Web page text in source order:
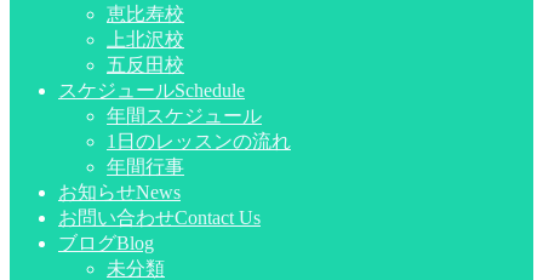
恵比寿校
上北沢校
五反田校
スケジュールSchedule
年間スケジュール
1日のレッスンの流れ
年間行事
お知らせNews
お問い合わせContact Us
ブログBlog
未分類